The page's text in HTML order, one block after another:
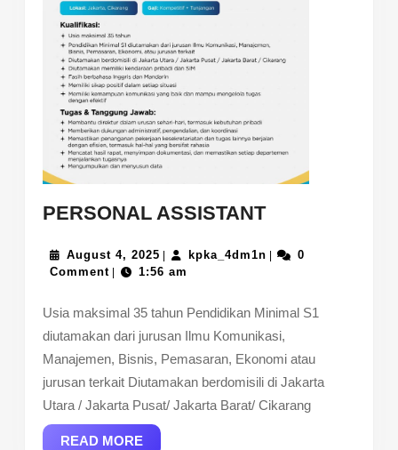
PERSONAL ASSISTANTPERSONAL
August 4, 2025 August
4,
| kpka_4dm1nkpka_4dm1n
|
0
Comment | 1:56 am
Usia maksimal 35 tahun Pendidikan Minimal S1
diutamakan dari jurusan Ilmu Komunikasi,
Manajemen, Bisnis, Pemasaran, Ekonomi atau
jurusan terkait Diutamakan berdomisili di Jakarta
Utara / Jakarta Pusat/ Jakarta Barat/ Cikarang
READ MOREREAD